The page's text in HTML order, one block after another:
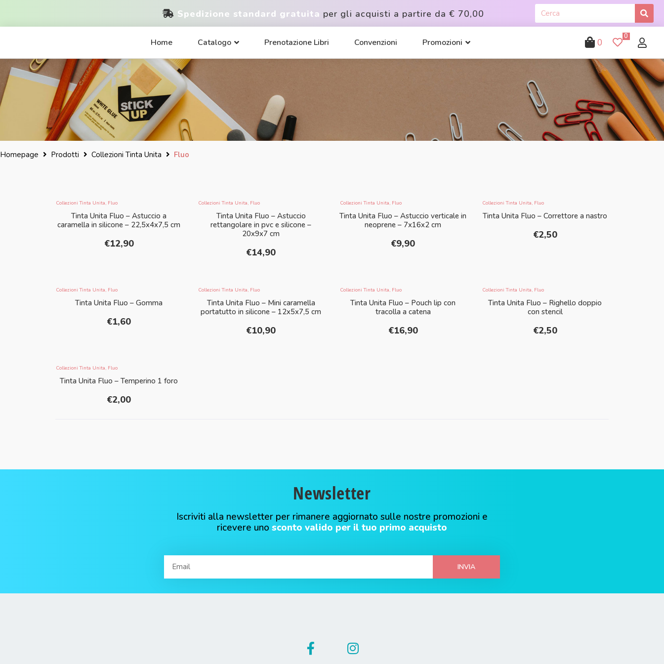
Spedizione standard gratuita per gli acquisti a partire da € 70,00
Home Catalogo Prenotazione Libri Convenzioni Promozioni 0
0
Homepage Prodotti Collezioni Tinta Unita Fluo
Collezioni Tinta Unita, Fluo
Tinta Unita Fluo – Astuccio a
caramella in silicone – 22,5x4x7,5 cm
€12,90
Collezioni Tinta Unita, Fluo
Tinta Unita Fluo – Astuccio
rettangolare in pvc e silicone –
20x9x7 cm
€14,90
Collezioni Tinta Unita, Fluo
Tinta Unita Fluo – Astuccio verticale in
neoprene – 7x16x2 cm
€9,90
Collezioni Tinta Unita, Fluo
Tinta Unita Fluo – Correttore a nastro
€2,50
Collezioni Tinta Unita, Fluo
Tinta Unita Fluo – Gomma
€1,60
Collezioni Tinta Unita, Fluo
Tinta Unita Fluo – Mini caramella
portatutto in silicone – 12x5x7,5 cm
€10,90
Collezioni Tinta Unita, Fluo
Tinta Unita Fluo – Pouch lip con
tracolla a catena
€16,90
Collezioni Tinta Unita, Fluo
Tinta Unita Fluo – Righello doppio
con stencil
€2,50
Collezioni Tinta Unita, Fluo
Tinta Unita Fluo – Temperino 1 foro
€2,00
Newsletter
Iscriviti alla newsletter per rimanere aggiornato sulle nostre promozioni e
ricevere uno sconto valido per il tuo primo acquisto
INVIA